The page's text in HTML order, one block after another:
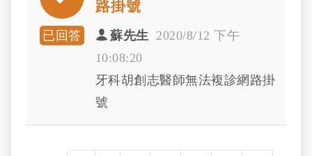
已回答
路掛號
蘇先生 2020/8/12 下午
10:08:20
牙科胡創志醫師無法複診網路掛
號